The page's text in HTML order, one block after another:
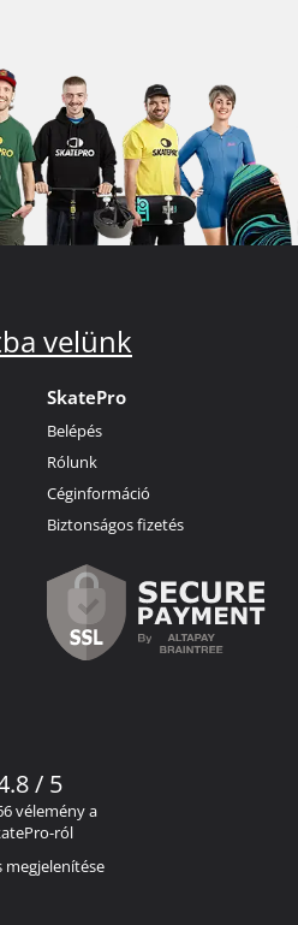
velünk
SkatePro
Belépés
Rólunk
Céginformáció
Biztonságos fizetés
/ 5
vélemény a
ról
megjelenítése